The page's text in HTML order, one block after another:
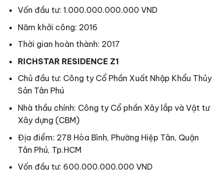
Vốn đầu tư: 1.000.000.000.000 VND
Năm khởi công: 2016
Thời gian hoàn thành: 2017
RICHSTAR RESIDENCE Z1
Chủ đầu tư: Công ty Cổ Phần Xuất Nhập Khẩu Thủy
Sản Tân Phú
Nhà thầu chính: Công ty Cổ phần Xây lắp và Vật tư
Xây dựng (CBM)
Địa điểm: 278 Hòa Bình, Phường Hiệp Tân, Quận
Tân Phú, Tp.HCM
Vốn đầu tư: 600.000.000.000 VND